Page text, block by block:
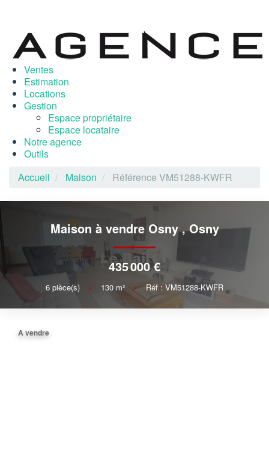
Ventes
Estimation
Locations
Gestion
Espace propriétaire
Espace locataire
Notre agence
Outils
Accueil
Maison Référence VM51288-KWFR
Maison à vendre Osny,Osny
435 000 €
6 pièce(s) • 130 m² • Réf : VM51288-KWFR
A vendre